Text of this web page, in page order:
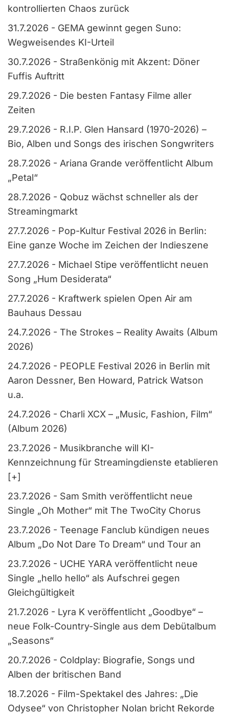
kontrollierten Chaos zurück
31.7.2026 - GEMA gewinnt gegen Suno:
Wegweisendes KI-Urteil
30.7.2026 - Straßenkönig mit Akzent: Döner
Fuffis Auftritt
29.7.2026 - Die besten Fantasy Filme aller
Zeiten
29.7.2026 - R.I.P. Glen Hansard (1970-2026) –
Bio, Alben und Songs des irischen Songwriters
28.7.2026 - Ariana Grande veröffentlicht Album
„Petal“
28.7.2026 - Qobuz wächst schneller als der
Streamingmarkt
27.7.2026 - Pop-Kultur Festival 2026 in Berlin:
Eine ganze Woche im Zeichen der Indieszene
27.7.2026 - Michael Stipe veröffentlicht neuen
Song „Hum Desiderata“
27.7.2026 - Kraftwerk spielen Open Air am
Bauhaus Dessau
24.7.2026 - The Strokes – Reality Awaits (Album
2026)
24.7.2026 - PEOPLE Festival 2026 in Berlin mit
Aaron Dessner, Ben Howard, Patrick Watson
u.a.
24.7.2026 - Charli XCX – „Music, Fashion, Film“
(Album 2026)
23.7.2026 - Musikbranche will KI-
Kennzeichnung für Streamingdienste etablieren
[+]
23.7.2026 - Sam Smith veröffentlicht neue
Single „Oh Mother“ mit The TwoCity Chorus
23.7.2026 - Teenage Fanclub kündigen neues
Album „Do Not Dare To Dream“ und Tour an
23.7.2026 - UCHE YARA veröffentlicht neue
Single „hello hello“ als Aufschrei gegen
Gleichgültigkeit
21.7.2026 - Lyra K veröffentlicht „Goodbye“ –
neue Folk-Country-Single aus dem Debütalbum
„Seasons“
20.7.2026 - Coldplay: Biografie, Songs und
Alben der britischen Band
18.7.2026 - Film-Spektakel des Jahres: „Die
Odysee“ von Christopher Nolan bricht Rekorde